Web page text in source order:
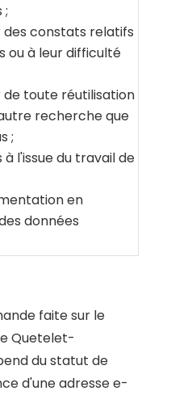
;
constats relatifs
ou à leur difficulté
toute réutilisation
recherche que
;
l'issue du travail de
en
données
faite sur le
Quetelet-
du statut de
d'une adresse e-